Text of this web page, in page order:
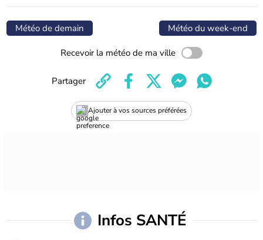
Météo de demain Météo du week-end
Recevoir la météo de ma ville
Ajouter à vos sources préférées
Partager
Infos SANTÉ